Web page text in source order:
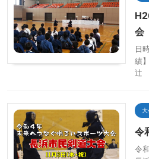
会
日
績
辻
大
令
令